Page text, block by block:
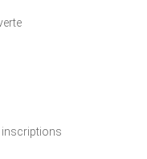
inscriptions